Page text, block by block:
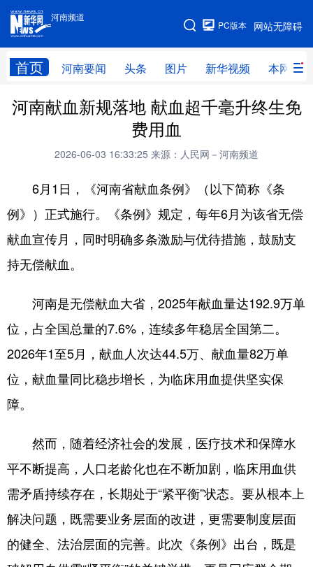
河南频道
网站无障碍
PC版本
首页 河南要闻 头条 图片 新华视频 本网原创
河南频道
网站地图
频道首页 河南要闻 头条
本网原创
新华社记者看河南 领导活动报道集
廉政 人事 新华视频
专题 网群推广 地方动态
文旅新探 豫股百家
地方频道
上海 江苏 浙江
山东 河南 湖北
湖南 广东 广西
河南献血新规落地 献血超千毫升终生免
费用血
2026-06-03 16:33:25 来源：人民网－河南频道
6月1日，《河南省献血条例》（以下简称《条
例》）正式施行。《条例》规定，每年6月为该省无偿
献血宣传月，同时明确多条激励与优待措施，鼓励支
持无偿献血。
河南是无偿献血大省，2025年献血量达192.9万单
位，占全国总量的7.6%，连续多年稳居全国第二。
2026年1至5月，献血人次达44.5万、献血量82万单
位，献血量同比稳步增长，为临床用血提供坚实保
障。
然而，随着经济社会的发展，医疗技术和保障水
平不断提高，人口老龄化也在不断加剧，临床用血供
需矛盾持续存在，长期处于“紧平衡”状态。要从根本上
解决问题，既需要业务层面的改进，更需要制度层面
的健全、法治层面的完善。此次《条例》出台，既是